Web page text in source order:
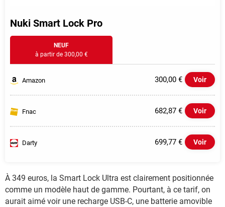
Nuki Smart Lock Pro
NEUF
à partir de 300,00 €
Amazon 300,00 € Voir
Fnac 682,87 € Voir
Darty 699,77 € Voir
À 349 euros, la Smart Lock Ultra est clairement positionnée
comme un modèle haut de gamme. Pourtant, à ce tarif, on
aurait aimé voir une recharge USB-C, une batterie amovible